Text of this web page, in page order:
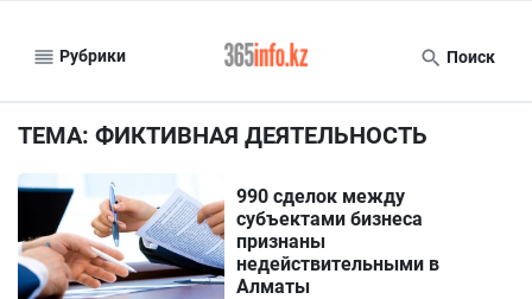
Рубрики Поиск
ТЕМА: ФИКТИВНАЯ ДЕЯТЕЛЬНОСТЬ
990 сделок между
субъектами бизнеса
признаны
недействительными в
Алматы